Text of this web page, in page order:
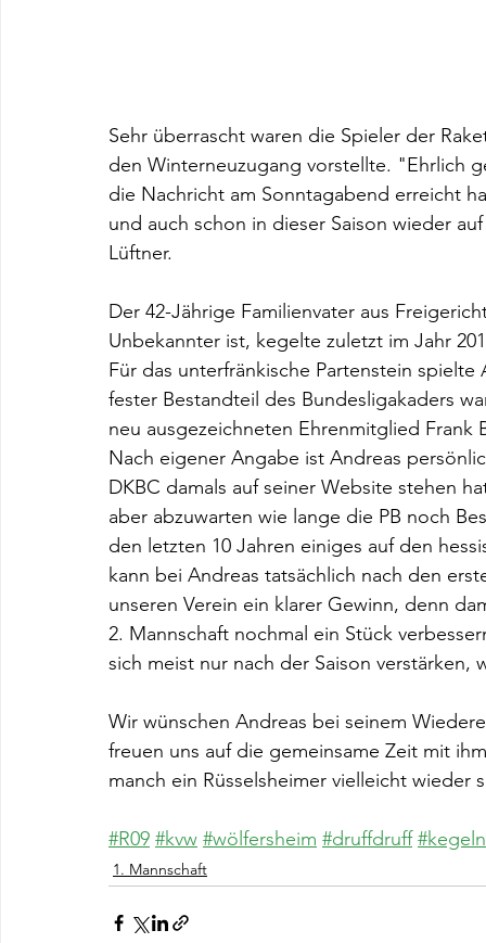
Sehr überrascht waren die Spieler der
den Winterneuzugang vorstellte. "Ehrlich
die Nachricht am Sonntagabend erreicht
und auch schon in dieser Saison wieder
Lüftner.
Der 42-Jährige Familienvater aus
Unbekannter ist, kegelte zuletzt im Jahr
Für das unterfränkische Partenstein
fester Bestandteil des Bundesligakaders
neu ausgezeichneten Ehrenmitglied Frank
Nach eigener Angabe ist Andreas
DKBC damals auf seiner Website stehen
aber abzuwarten wie lange die PB noch
den letzten 10 Jahren einiges auf den
kann bei Andreas tatsächlich nach den
unseren Verein ein klarer Gewinn, denn
2. Mannschaft nochmal ein Stück
sich meist nur nach der Saison verstärken,
Wir wünschen Andreas bei seinem
freuen uns auf die gemeinsame Zeit mit
manch ein Rüsselsheimer vielleicht wieder
#R09 #kvw #wölfersheim #druffdruff #kegeln
1. Mannschaft